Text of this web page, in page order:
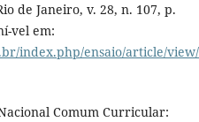
de Janeiro, v. 28, n. 107, p.
vel em:
index.php/ensaio/article/
Comum Curricular: